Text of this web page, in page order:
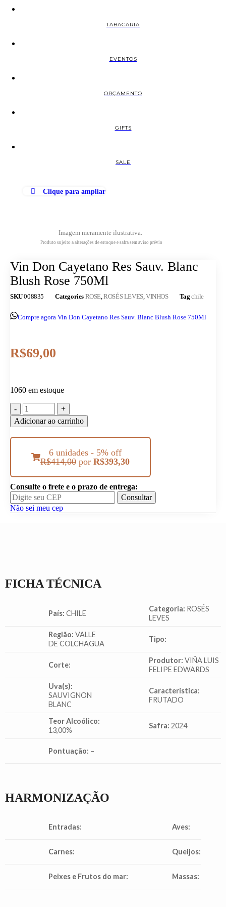
TABACARIA
EVENTOS
ORÇAMENTO
GIFTS
SALE
Clique para ampliar
Imagem meramente ilustrativa.
Produto sujeito a alterações de estoque e safra sem aviso prévio
Vin Don Cayetano Res Sauv. Blanc
Blush Rose 750Ml
SKU008835 Categories ROSE,ROSÉS LEVES,VINHOS Tag chile
Compre agora Vin Don Cayetano Res Sauv. Blanc Blush Rose 750Ml
R$69,00
1060 em estoque
Adicionar ao carrinho
6 unidades - 5% off
R$414,00 por R$393,30
Consulte o frete e o prazo de entrega:
Consultar
Não sei meu cep
FICHA TÉCNICA
País: CHILE
Categoria: ROSÉS
LEVES
Região: VALLE
DE COLCHAGUA
Tipo:
Corte:
Produtor: VIÑA LUIS
FELIPE EDWARDS
Uva(s):
SAUVIGNON
BLANC
Característica:
FRUTADO
Teor Alcoólico:
13,00%
Safra: 2024
Pontuação: –
HARMONIZAÇÃO
Entradas: Aves:
Carnes: Queijos:
Peixes e Frutos do mar: Massas: